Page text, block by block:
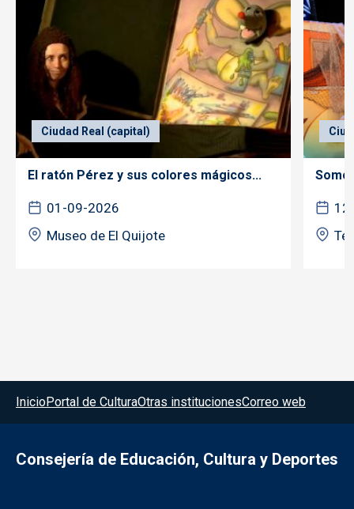
Ciudad Real (capital)
El ratón Pérez y sus colores mágicos...
01-09-2026
Museo de El Quijote
Menú del pie
InicioPortal de CulturaOtras institucionesCorreo web
Consejería de Educación, Cultura y Deportes